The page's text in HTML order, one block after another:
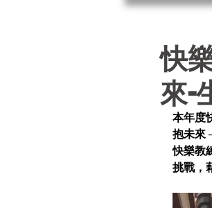
快
來-
本年度
抱未來
快樂教
挑戰，